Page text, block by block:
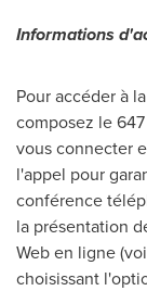
Informations
Pour accéder à
composez le
vous connecter
l'appel pour
conférence
la présentation
Web en ligne
choisissant